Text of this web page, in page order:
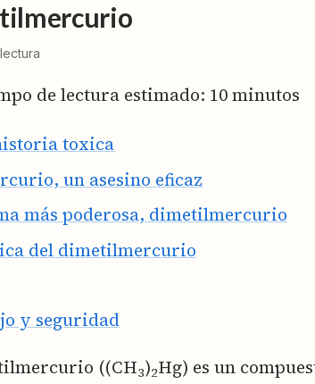
de lectura estimado: 10minutos
toxica
un asesino eficaz
más poderosa, dimetilmercurio
del dimetilmercurio
y seguridad
((CH3)2Hg) es un